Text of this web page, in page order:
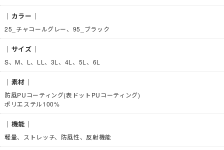
｜カラー｜
25_チャコールグレー、95_ブラック
｜サイズ｜
S、M、L、LL、3L、4L、5L、6L
｜素材｜
防風PUコーティング(表ドットPUコーティング)
ポリエステル100%
｜機能｜
軽量、ストレッチ、防風性、反射機能